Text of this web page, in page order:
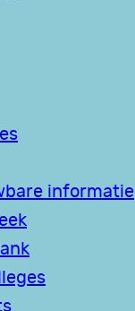
informatie